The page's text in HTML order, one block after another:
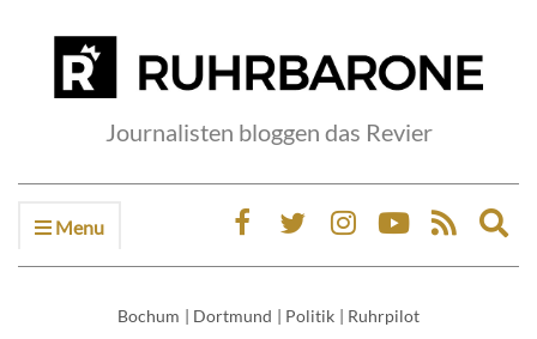
Journalisten bloggen das Revier
Menu
Bochum | Dortmund | Politik | Ruhrpilot